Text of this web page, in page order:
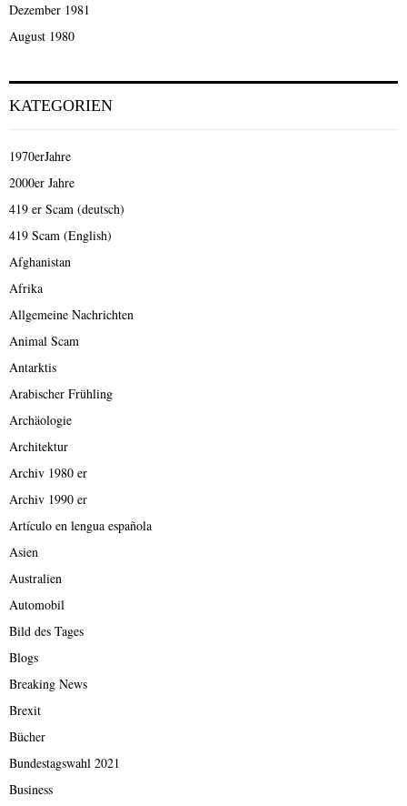
Dezember 1981
August 1980
KATEGORIEN
1970erJahre
2000er Jahre
419 er Scam (deutsch)
419 Scam (English)
Afghanistan
Afrika
Allgemeine Nachrichten
Animal Scam
Antarktis
Arabischer Frühling
Archäologie
Architektur
Archiv 1980 er
Archiv 1990 er
Artículo en lengua española
Asien
Australien
Automobil
Bild des Tages
Blogs
Breaking News
Brexit
Bücher
Bundestagswahl 2021
Business